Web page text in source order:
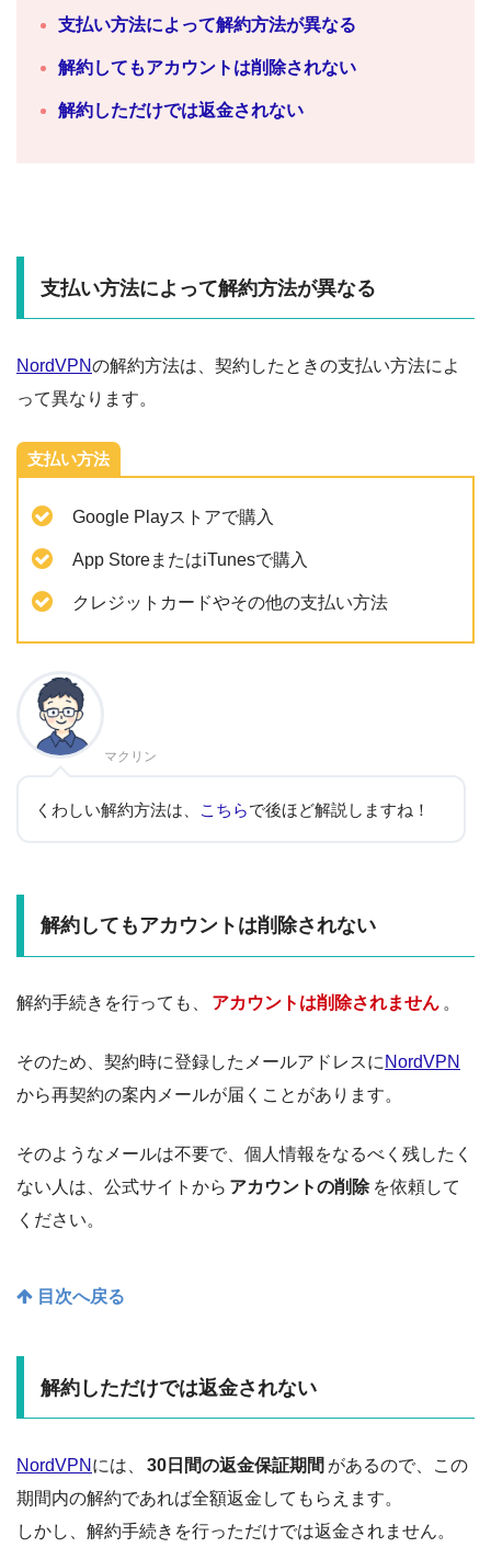
支払い方法によって解約方法が異なる
解約してもアカウントは削除されない
解約しただけでは返金されない
支払い方法によって解約方法が異なる
NordVPNの解約方法は、契約したときの支払い方法によ
って異なります。
支払い方法
Google Playストアで購入
App StoreまたはiTunesで購入
クレジットカードやその他の支払い方法
マクリン
くわしい解約方法は、 こちらで後ほど解説しますね！
解約してもアカウントは削除されない
解約手続きを行っても、 アカウントは削除されません 。
そのため、契約時に登録したメールアドレスに NordVPN
から再契約の案内メールが届くことがあります。
そのようなメールは不要で、個人情報をなるべく残したく
ない人は、公式サイトから アカウントの削除 を依頼して
ください。
目次へ戻る
解約しただけでは返金されない
NordVPN には、 30日間の返金保証期間 があるので、この
期間内の解約であれば全額返金してもらえます。
しかし、解約手続きを行っただけでは返金されません。